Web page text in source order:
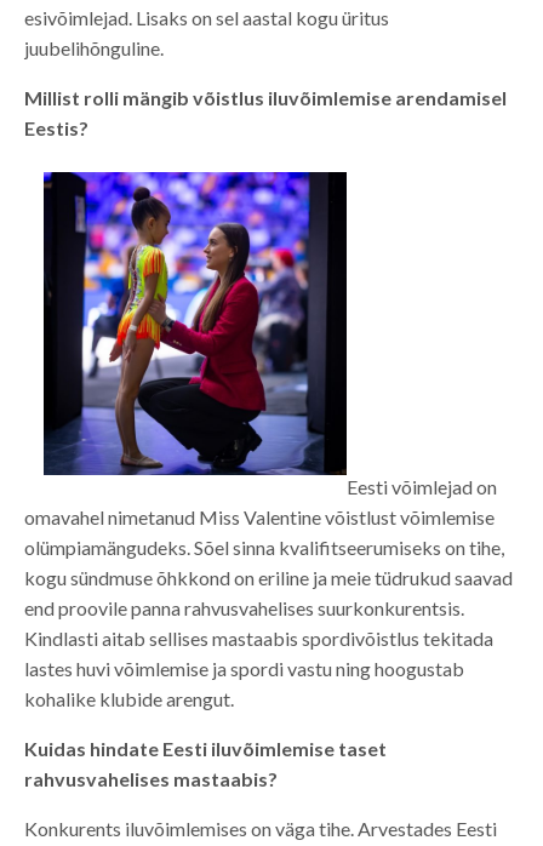
esivõimlejad. Lisaks on sel aastal kogu üritus
juubelihõnguline.
Millist rolli mängib võistlus iluvõimlemise arendamisel
Eestis?
Eesti võimlejad on
omavahel nimetanud Miss Valentine võistlust võimlemise
olümpiamängudeks. Sõel sinna kvalifitseerumiseks on tihe,
kogu sündmuse õhkkond on eriline ja meie tüdrukud saavad
end proovile panna rahvusvahelises suurkonkurentsis.
Kindlasti aitab sellises mastaabis spordivõistlus tekitada
lastes huvi võimlemise ja spordi vastu ning hoogustab
kohalike klubide arengut.
Kuidas hindate Eesti iluvõimlemise taset
rahvusvahelises mastaabis?
Konkurents iluvõimlemises on väga tihe. Arvestades Eesti